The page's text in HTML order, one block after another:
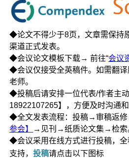
◆论文不得少于8页，文章需保持
渠道正式发表。
◆会议论文模板下载→ 前往“会议
◆会议仅接受全英稿件。如需翻
老师。
◆投稿后请安排一位代表/作者主动
18922107265】，方便及时沟通和
◆全文发表流程：投稿→审稿返
参会】
→见刊→纸质论文集→检索
◆会议采用在线方式进行投稿，
支持，投稿请点击以下图标